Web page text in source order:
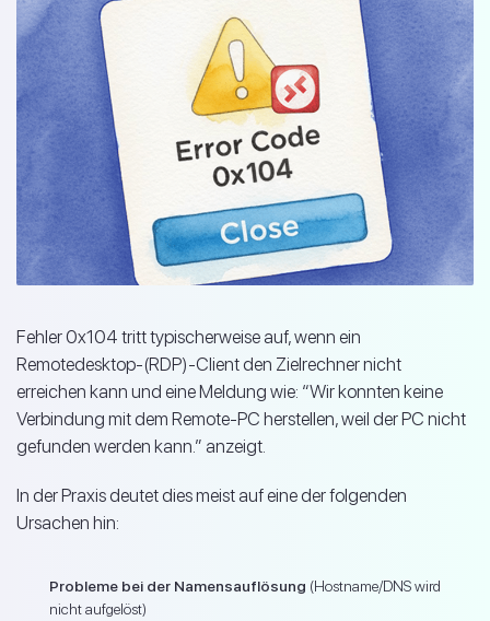
Fehler 0x104 tritt typischerweise auf, wenn ein
Remotedesktop-(RDP)-Client den Zielrechner nicht
erreichen kann und eine Meldung wie: “Wir konnten keine
Verbindung mit dem Remote-PC herstellen, weil der PC nicht
gefunden werden kann.” anzeigt.
In der Praxis deutet dies meist auf eine der folgenden
Ursachen hin:
Probleme bei der Namensauflösung (Hostname/DNS wird
nicht aufgelöst)